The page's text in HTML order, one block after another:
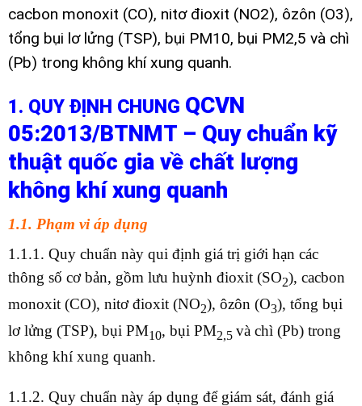
cacbon monoxit (CO), nitơ đioxit (NO2), ôzôn (O3),
tổng bụi lơ lửng (TSP), bụi PM10, bụi PM2,5 và chì
(Pb) trong không khí xung quanh.
1. QUY ĐỊNH CHUNG QCVN
05:2013/BTNMT – Quy chuẩn kỹ
thuật quốc gia về chất lượng
không khí xung quanh
1.1. Phạm vi áp dụng
1.1.1. Quy chuẩn này qui định giá trị giới hạn các
thông số cơ bản, gồm lưu huỳnh đioxit (SO2), cacbon
monoxit (CO), nitơ đioxit (NO2), ôzôn (O3), tổng bụi
lơ lửng (TSP), bụi PM10, bụi PM2 5 và chì (Pb) trong
không khí xung quanh.
1.1.2. Quy chuẩn này áp dụng để giám sát, đánh giá